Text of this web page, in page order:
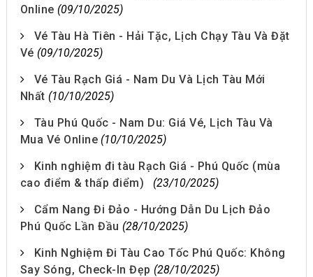
Online (09/10/2025)
Vé Tàu Hà Tiên - Hải Tặc, Lịch Chạy Tàu Và Đặt
Vé (09/10/2025)
Vé Tàu Rạch Giá - Nam Du Và Lịch Tàu Mới
Nhất (10/10/2025)
Tàu Phú Quốc - Nam Du: Giá Vé, Lịch Tàu Và
Mua Vé Online (10/10/2025)
Kinh nghiệm đi tàu Rạch Giá - Phú Quốc (mùa
cao điểm & thấp điểm)
(23/10/2025)
Cẩm Nang Đi Đảo - Hướng Dẫn Du Lịch Đảo
Phú Quốc Lần Đầu (28/10/2025)
Kinh Nghiệm Đi Tàu Cao Tốc Phú Quốc: Không
Say Sóng, Check-In Đẹp (28/10/2025)